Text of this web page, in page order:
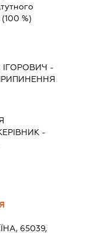
(100 %)
-
-
65039,